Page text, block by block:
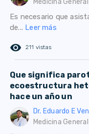
Medicina General
Es necesario que
de... Leer más
remove_red_eye 211 vistas
Que significa
ecoestructura
hace un año un
Dr. Eduardo E
Medicina General